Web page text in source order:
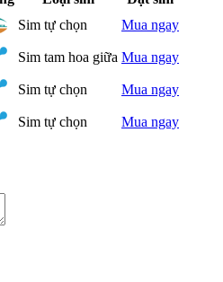
Sim tự chọn Mua ngay
Sim tam hoa giữa Mua ngay
Sim tự chọn Mua ngay
Sim tự chọn Mua ngay